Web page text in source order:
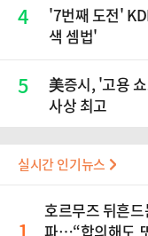
4
'7번째 도전'
색 셈법'
5
美증시, '고용
사상 최고
실시간 인기뉴스
1
호르무즈 뒤흔
파…“합의해도